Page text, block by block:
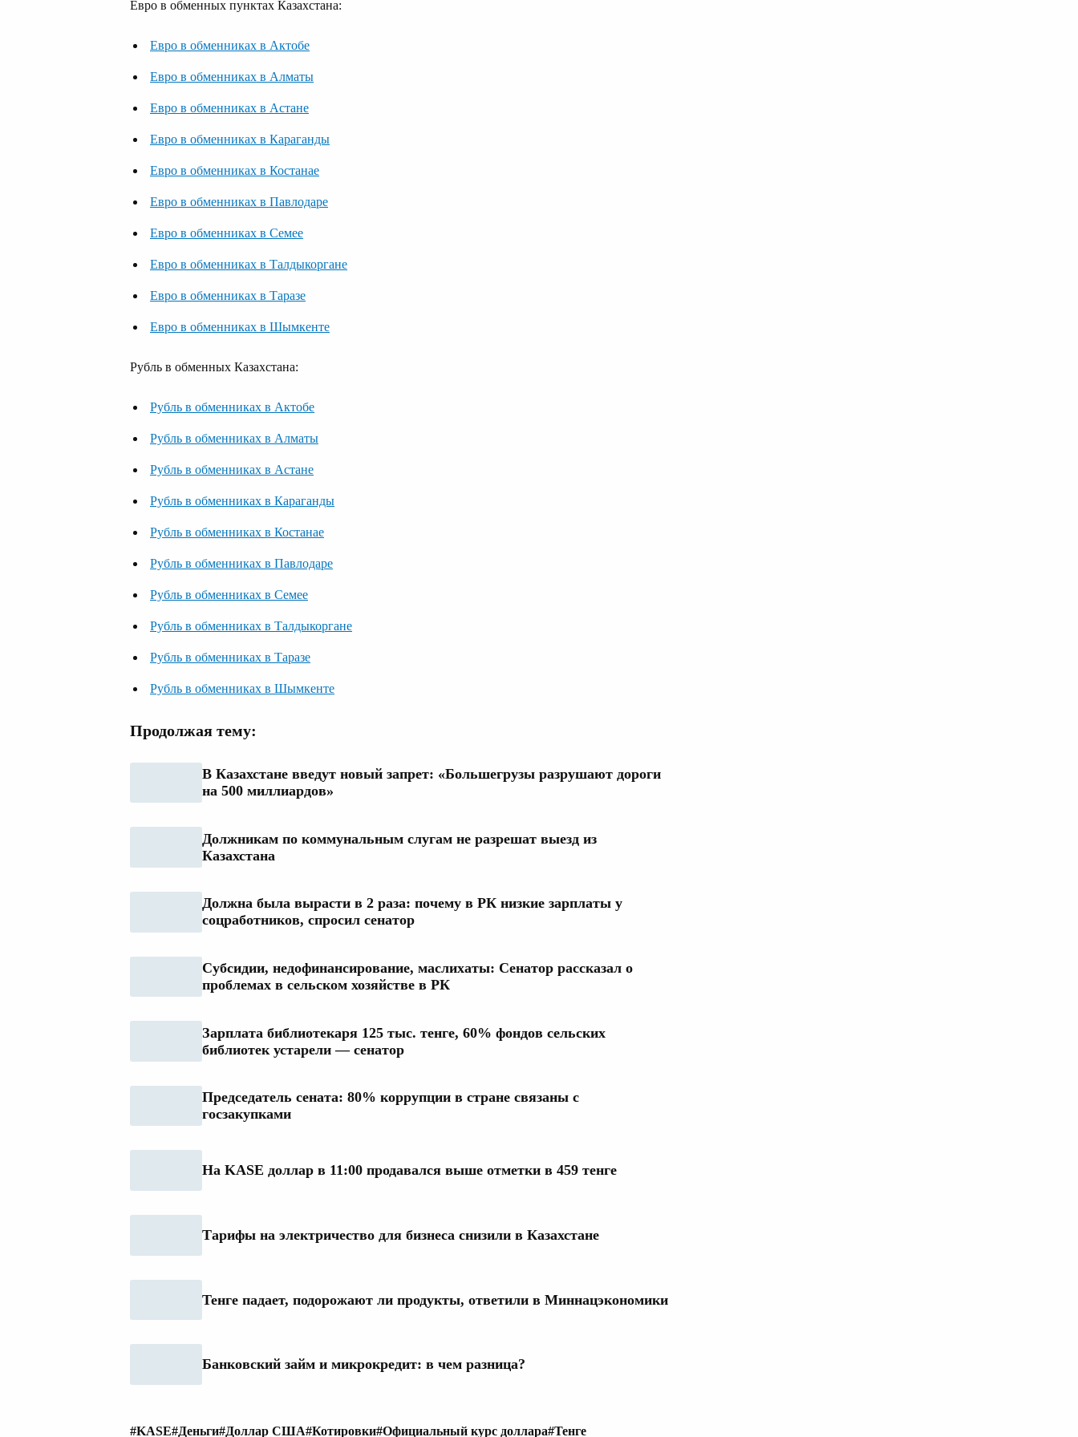
Евро в обменных пунктах Казахстана:
Евро в обменниках в Актобе
Евро в обменниках в Алматы
Евро в обменниках в Астане
Евро в обменниках в Караганды
Евро в обменниках в Костанае
Евро в обменниках в Павлодаре
Евро в обменниках в Семее
Евро в обменниках в Талдыкоргане
Евро в обменниках в Таразе
Евро в обменниках в Шымкенте
Рубль в обменных Казахстана:
Рубль в обменниках в Актобе
Рубль в обменниках в Алматы
Рубль в обменниках в Астане
Рубль в обменниках в Караганды
Рубль в обменниках в Костанае
Рубль в обменниках в Павлодаре
Рубль в обменниках в Семее
Рубль в обменниках в Талдыкоргане
Рубль в обменниках в Таразе
Рубль в обменниках в Шымкенте
Продолжая тему:
В Казахстане введут новый запрет: «Большегрузы разрушают дороги
на 500 миллиардов»
Должникам по коммунальным слугам не разрешат выезд из
Казахстана
Должна была вырасти в 2 раза: почему в РК низкие зарплаты у
соцработников, спросил сенатор
Субсидии, недофинансирование, маслихаты: Сенатор рассказал о
проблемах в сельском хозяйстве в РК
Зарплата библиотекаря 125 тыс. тенге, 60% фондов сельских
библиотек устарели — сенатор
Председатель сената: 80% коррупции в стране связаны с
госзакупками
На KASE доллар в 11:00 продавался выше отметки в 459 тенге
Тарифы на электричество для бизнеса снизили в Казахстане
Тенге падает, подорожают ли продукты, ответили в Миннацэкономики
Банковский займ и микрокредит: в чем разница?
#KASE#Деньги#Доллар США#Котировки#Официальный курс доллара#Тенге